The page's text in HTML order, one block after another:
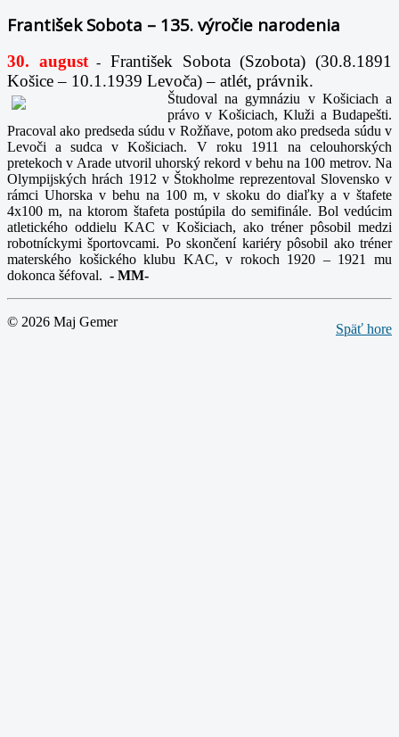
František Sobota – 135. výročie narodenia
30. august-
František Sobota (Szobota) (30.8.1891
Košice – 10.1.1939 Levoča) – atlét, právnik.
Študoval na gymnáziu v Košiciach a
právo v Košiciach, Kluži a Budapešti.
Pracoval ako predseda súdu v Rožňave, potom ako predseda súdu v
Levoči a sudca v Košiciach. V roku 1911 na celouhorských
pretekoch v Arade utvoril uhorský rekord v behu na 100 metrov. Na
Olympijských hrách 1912 v Štokholme reprezentoval Slovensko v
rámci Uhorska v behu na 100 m, v skoku do diaľky a v štafete
4x100 m, na ktorom štafeta postúpila do semifinále. Bol vedúcim
atletického oddielu KAC v Košiciach, ako tréner pôsobil medzi
robotníckymi športovcami. Po skončení kariéry pôsobil ako tréner
materského košického klubu KAC, v rokoch 1920 – 1921 mu
dokonca šéfoval. - MM-
Späť hore
© 2026 Maj Gemer